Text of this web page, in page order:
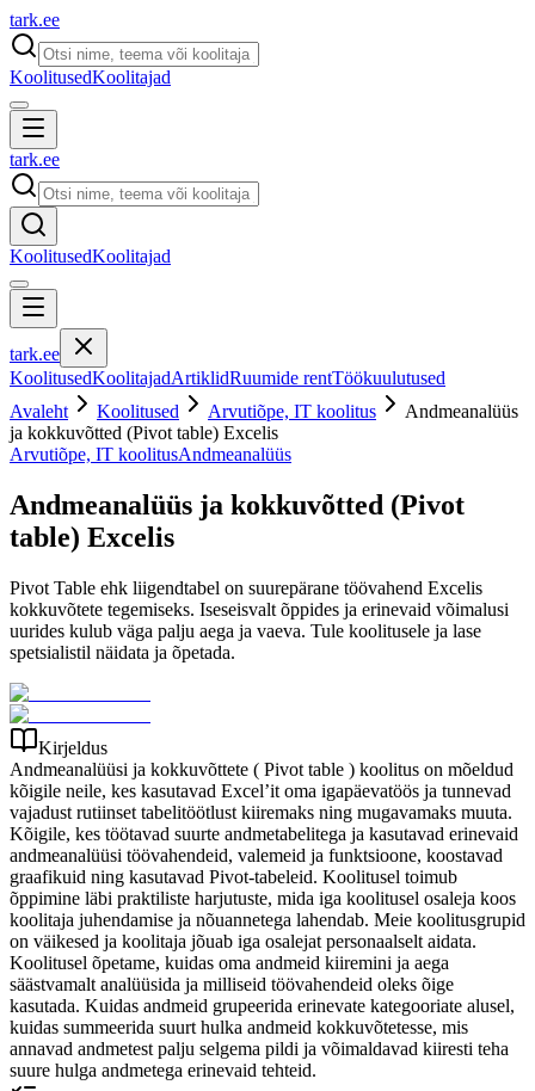
tark.ee
KoolitusedKoolitajad
tark.ee
KoolitusedKoolitajad
tark.ee
KoolitusedKoolitajadArtiklidRuumide rentTöökuulutused
Avaleht
Koolitused Arvutiõpe, IT koolitus
Andmeanalüüs
ja kokkuvõtted (Pivot table) Excelis
Arvutiõpe, IT koolitusAndmeanalüüs
Andmeanalüüs ja kokkuvõtted (Pivot
table) Excelis
Pivot Table ehk liigendtabel on suurepärane töövahend Excelis
kokkuvõtete tegemiseks. Iseseisvalt õppides ja erinevaid võimalusi
uurides kulub väga palju aega ja vaeva. Tule koolitusele ja lase
spetsialistil näidata ja õpetada.
Kirjeldus
Andmeanalüüsi ja kokkuvõttete ( Pivot table ) koolitus on mõeldud
kõigile neile, kes kasutavad Excel’it oma igapäevatöös ja tunnevad
vajadust rutiinset tabelitöötlust kiiremaks ning mugavamaks muuta.
Kõigile, kes töötavad suurte andmetabelitega ja kasutavad erinevaid
andmeanalüüsi töövahendeid, valemeid ja funktsioone, koostavad
graafikuid ning kasutavad Pivot-tabeleid. Koolitusel toimub
õppimine läbi praktiliste harjutuste, mida iga koolitusel osaleja koos
koolitaja juhendamise ja nõuannetega lahendab. Meie koolitusgrupid
on väikesed ja koolitaja jõuab iga osalejat personaalselt aidata.
Koolitusel õpetame, kuidas oma andmeid kiiremini ja aega
säästvamalt analüüsida ja milliseid töövahendeid oleks õige
kasutada. Kuidas andmeid grupeerida erinevate kategooriate alusel,
kuidas summeerida suurt hulka andmeid kokkuvõtetesse, mis
annavad andmetest palju selgema pildi ja võimaldavad kiiresti teha
suure hulga andmetega erinevaid tehteid.